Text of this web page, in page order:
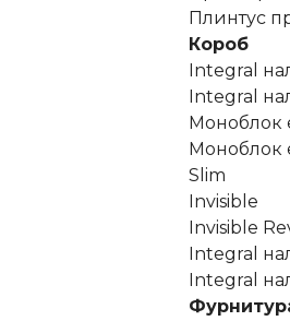
Плинтус
Короб
Integral
Integral
Моноблок
Моноблок
Slim
Invisible
Invisible
Integral
Integral